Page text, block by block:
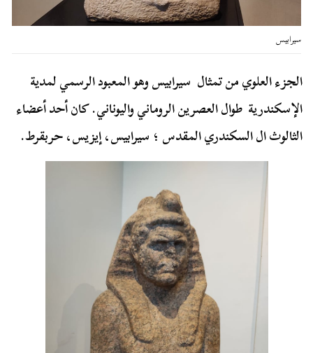
سيرابيس
الجزء العلوي من تمثال سيرابيس وهو المعبود الرسمي لمدية
الإسكندرية طوال العصرين الروماني واليوناني. كان أحد أعضاء
الثالوث ال السكندري المقدس ؛ سيرابيس، إيزيس، حربقرط.